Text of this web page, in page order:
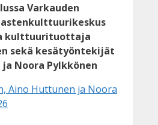
Varkauden
kulttuurituottaja
sekä kesätyöntekijät
Noora Pylkkönen
Aino Huttunen ja Noora